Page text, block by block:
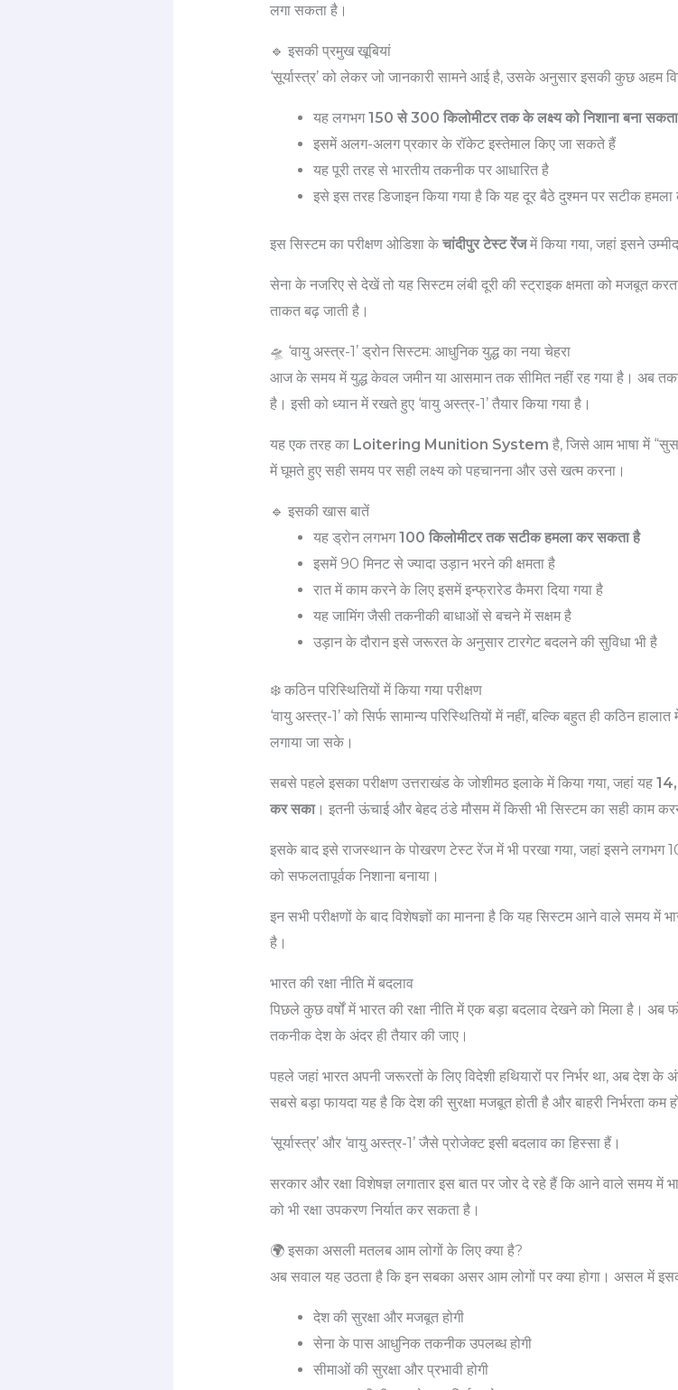
लगा सकता है।
🔹 इसकी प्रमुख खूबियां
‘सूर्यास्त्र’ को लेकर जो जानकारी सामने आई है, उसके अनुसार इसकी कुछ अहम
यह लगभग150 से 300 किलोमीटर तक के लक्ष्य को निशाना बना
इसमें अलग-अलग प्रकार के रॉकेट इस्तेमाल किए जा सकते हैं
यह पूरी तरह से भारतीय तकनीक पर आधारित है
इसे इस तरह डिजाइन किया गया है कि यह दूर बैठे दुश्मन पर सटीक
इस सिस्टम का परीक्षण ओडिशा के चांदीपुर टेस्ट रेंजमें किया गया, जहां इसने
सेना के नजरिए से देखें तो यह सिस्टम लंबी दूरी की स्ट्राइक क्षमता को मजबूत
ताकत बढ़ जाती है।
🛸 ‘वायु अस्त्र-1’ ड्रोन सिस्टम: आधुनिक युद्ध का नया चेहरा
आज के समय में युद्ध केवल जमीन या आसमान तक सीमित नहीं रह गया है। अब
है। इसी को ध्यान में रखते हुए ‘वायु अस्त्र-1’ तैयार किया गया है।
यह एक तरह का Loitering Munition System है, जिसे आम भाषा में
में घूमते हुए सही समय पर सही लक्ष्य को पहचानना और उसे खत्म करना।
🔹 इसकी खास बातें
यह ड्रोन लगभग100 किलोमीटर तक सटीक हमला कर सकता है
इसमें 90 मिनट से ज्यादा उड़ान भरने की क्षमता है
रात में काम करने के लिए इसमें इन्फ्रारेड कैमरा दिया गया है
यह जामिंग जैसी तकनीकी बाधाओं से बचने में सक्षम है
उड़ान के दौरान इसे जरूरत के अनुसार टारगेट बदलने की सुविधा भी है
❄️ कठिन परिस्थितियों में किया गया परीक्षण
‘वायु अस्त्र-1’ को सिर्फ सामान्य परिस्थितियों में नहीं, बल्कि बहुत ही कठिन
लगाया जा सके।
सबसे पहले इसका परीक्षण उत्तराखंड के जोशीमठ इलाके में किया गया, जहां यह
कर सका। इतनी ऊंचाई और बेहद ठंडे मौसम में किसी भी सिस्टम का सही काम
इसके बाद इसे राजस्थान के पोखरण टेस्ट रेंज में भी परखा गया, जहां इसने लगभग
को सफलतापूर्वक निशाना बनाया।
इन सभी परीक्षणों के बाद विशेषज्ञों का मानना है कि यह सिस्टम आने वाले समय में
है।
भारत की रक्षा नीति में बदलाव
पिछले कुछ वर्षों में भारत की रक्षा नीति में एक बड़ा बदलाव देखने को मिला है। अब
तकनीक देश के अंदर ही तैयार की जाए।
पहले जहां भारत अपनी जरूरतों के लिए विदेशी हथियारों पर निर्भर था, अब देश
सबसे बड़ा फायदा यह है कि देश की सुरक्षा मजबूत होती है और बाहरी निर्भरता कम
‘सूर्यास्त्र’ और ‘वायु अस्त्र-1’ जैसे प्रोजेक्ट इसी बदलाव का हिस्सा हैं।
सरकार और रक्षा विशेषज्ञ लगातार इस बात पर जोर दे रहे हैं कि आने वाले समय में
को भी रक्षा उपकरण निर्यात कर सकता है।
🌍 इसका असली मतलब आम लोगों के लिए क्या है?
अब सवाल यह उठता है कि इन सबका असर आम लोगों पर क्या होगा। असल में
देश की सुरक्षा और मजबूत होगी
सेना के पास आधुनिक तकनीक उपलब्ध होगी
सीमाओं की सुरक्षा और प्रभावी होगी